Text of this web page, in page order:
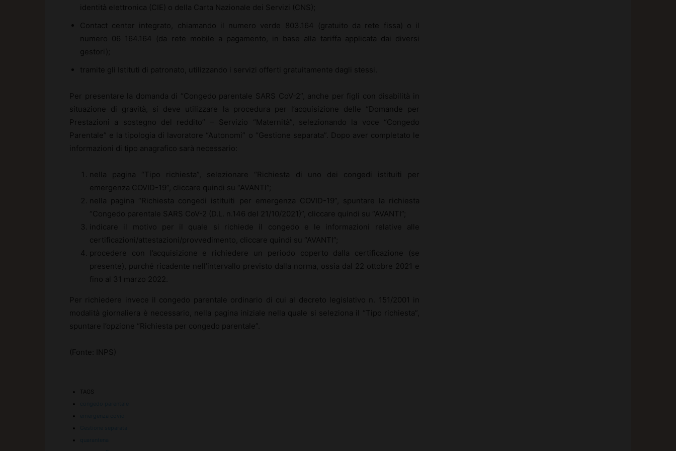
identità elettronica (CIE) o della Carta Nazionale dei Servizi (CNS);
Contact center integrato, chiamando il numero verde 803.164 (gratuito da rete fissa) o il
numero 06 164.164 (da rete mobile a pagamento, in base alla tariffa applicata dai diversi
gestori);
tramite gli Istituti di patronato, utilizzando i servizi offerti gratuitamente dagli stessi.
Per presentare la domanda di “Congedo parentale SARS CoV-2”, anche per figli con disabilità in
situazione di gravità, si deve utilizzare la procedura per l’acquisizione delle “Domande per
Prestazioni a sostegno del reddito” – Servizio “Maternità”, selezionando la voce “Congedo
Parentale” e la tipologia di lavoratore “Autonomi” o “Gestione separata”. Dopo aver completato le
informazioni di tipo anagrafico sarà necessario:
nella pagina “Tipo richiesta”, selezionare “Richiesta di uno dei congedi istituiti per
emergenza COVID-19”, cliccare quindi su “AVANTI”;
nella pagina “Richiesta congedi istituiti per emergenza COVID-19”, spuntare la richiesta
“Congedo parentale SARS CoV-2 (D.L. n.146 del 21/10/2021)”, cliccare quindi su “AVANTI”;
indicare il motivo per il quale si richiede il congedo e le informazioni relative alle
certificazioni/attestazioni/provvedimento, cliccare quindi su “AVANTI”;
procedere con l’acquisizione e richiedere un periodo coperto dalla certificazione (se
presente), purché ricadente nell’intervallo previsto dalla norma, ossia dal 22 ottobre 2021 e
fino al 31 marzo 2022.
Per richiedere invece il congedo parentale ordinario di cui al decreto legislativo n. 151/2001 in
modalità giornaliera è necessario, nella pagina iniziale nella quale si seleziona il “Tipo richiesta”,
spuntare l’opzione “Richiesta per congedo parentale”.
(Fonte: INPS)
TAGS